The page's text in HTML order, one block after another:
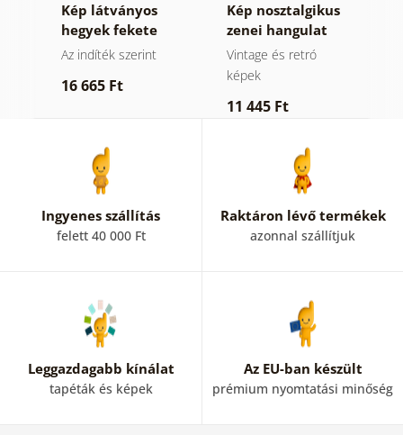
Kép látványos
hegyek fekete
fehérben
Az indíték szerint
16 665 Ft
Kép nosztalgikus
zenei hangulat
Vintage és retró
képek
11 445 Ft
Ingyenes szállítás
felett 40 000 Ft
Raktáron lévő termékek
azonnal szállítjuk
Leggazdagabb kínálat
tapéták és képek
Az EU-ban készült
prémium nyomtatási minőség